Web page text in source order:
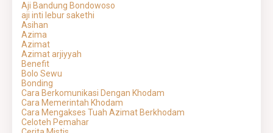
Aji Bandung Bondowoso
aji inti lebur sakethi
Asihan
Azima
Azimat
Azimat arjiyyah
Benefit
Bolo Sewu
Bonding
Cara Berkomunikasi Dengan Khodam
Cara Memerintah Khodam
Cara Mengakses Tuah Azimat Berkhodam
Celoteh Pemahar